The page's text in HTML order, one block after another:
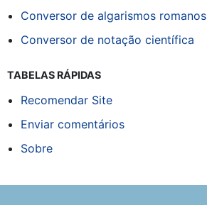
Conversor de algarismos romanos
Conversor de notação científica
TABELAS RÁPIDAS
Recomendar Site
Enviar comentários
Sobre